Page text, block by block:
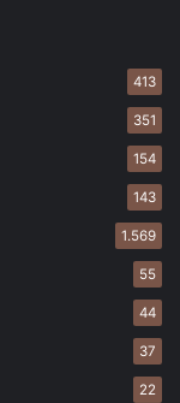
413
351
154
143
1.569
55
44
37
22